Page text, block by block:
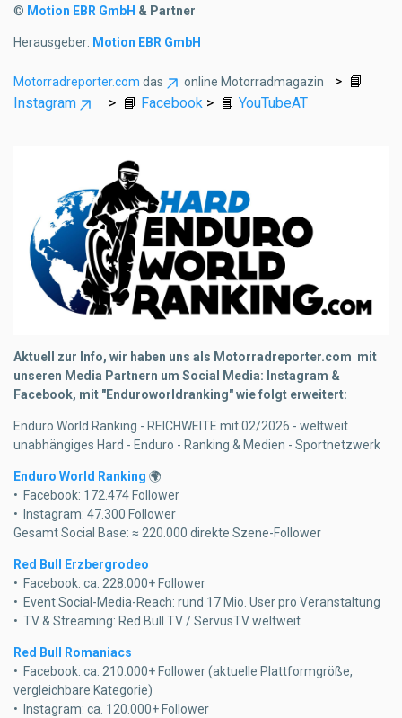
© Motion EBR GmbH & Partner
Herausgeber: Motion EBR GmbH
Motorradreporter.com das online Motorradmagazin
> 📘
Instagram
> 📘 Facebook > 📘 YouTubeAT
Aktuell zur Info, wir haben uns als Motorradreporter.com mit
unseren Media Partnern um Social Media: Instagram &
Facebook, mit "Enduroworldranking" wie folgt erweitert:
Enduro World Ranking - REICHWEITE mit 02/2026 - weltweit
unabhängiges Hard - Enduro - Ranking & Medien - Sportnetzwerk
Enduro World Ranking 🌍
•⁠ ⁠Facebook: 172.474 Follower
•⁠ ⁠Instagram: 47.300 Follower
Gesamt Social Base: ≈ 220.000 direkte Szene-Follower
Red Bull Erzbergrodeo
•⁠ ⁠Facebook: ca. 228.000+ Follower
•⁠ ⁠Event Social-Media-Reach: rund 17 Mio. User pro Veranstaltung
•⁠ ⁠TV & Streaming: Red Bull TV / ServusTV weltweit
Red Bull Romaniacs
•⁠ ⁠Facebook: ca. 210.000+ Follower (aktuelle Plattformgröße,
vergleichbare Kategorie)
•⁠ ⁠Instagram: ca. 120.000+ Follower